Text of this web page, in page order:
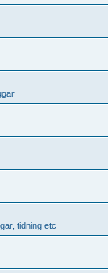
tidning etc